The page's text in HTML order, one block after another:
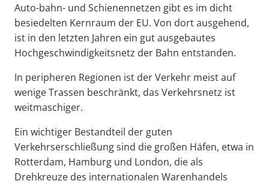
Auto-bahn- und Schienennetzen gibt es im dicht
besiedelten Kernraum der EU. Von dort ausgehend,
ist in den letzten Jahren ein gut ausgebautes
Hochgeschwindigkeitsnetz der Bahn entstanden.
In peripheren Regionen ist der Verkehr meist auf
wenige Trassen beschränkt, das Verkehrsnetz ist
weitmaschiger.
Ein wichtiger Bestandteil der guten
Verkehrserschließung sind die großen Häfen, etwa in
Rotterdam, Hamburg und London, die als
Drehkreuze des internationalen Warenhandels